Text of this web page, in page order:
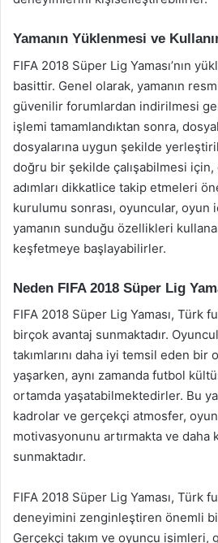
Yamanın Yüklenmesi ve
FIFA 2018 Süper Lig Yaması’nın
basittir. Genel olarak, yamanın
güvenilir forumlardan indirilmesi
işlemi tamamlandıktan sonra,
dosyalarına uygun şekilde
doğru bir şekilde çalışabilmesi için,
adımları dikkatlice takip etmeleri
kurulumu sonrası, oyuncular, oyun
yamanın sunduğu özellikleri
keşfetmeye başlayabilirler.
Neden FIFA 2018 Süper Lig
FIFA 2018 Süper Lig Yaması, Türk
birçok avantaj sunmaktadır.
takımlarını daha iyi temsil eden bir
yaşarken, aynı zamanda futbol
ortamda yaşatabilmektedirler. Bu
kadrolar ve gerçekçi atmosfer,
motivasyonunu artırmakta ve daha
sunmaktadır.
FIFA 2018 Süper Lig Yaması, Türk
deneyimini zenginleştiren önemli
Gerçekçi takım ve oyuncu isimleri,